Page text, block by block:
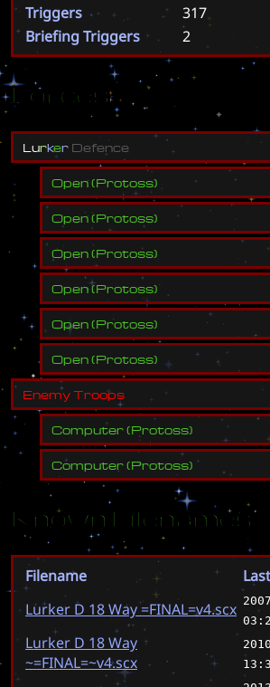
Triggers
317
Briefing Triggers
2
Forces
Lurker Defence
Open(Protoss)
Open(Protoss)
Open(Protoss)
Open(Protoss)
Open(Protoss)
Open(Protoss)
EnemyTroops
Computer(Protoss)
Computer(Protoss)
Known Filenames
Filename
Lurker D 18 Way =FINAL=v4.scx
Lurker D 18 Way
~=FINAL=~v4.scx